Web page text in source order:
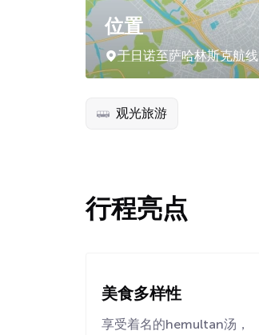
位置
于日诺至萨哈林斯克航线
观光旅游
行程亮点
美食多样性
享受着名的hemultan汤，